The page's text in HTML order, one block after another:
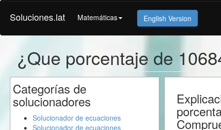
Soluciones.lat Matemáticas English Version
¿Que porcentaje de
Categorías de
solucionadores
Solucionador de ecuaciones
Solucionador de ecuaciones